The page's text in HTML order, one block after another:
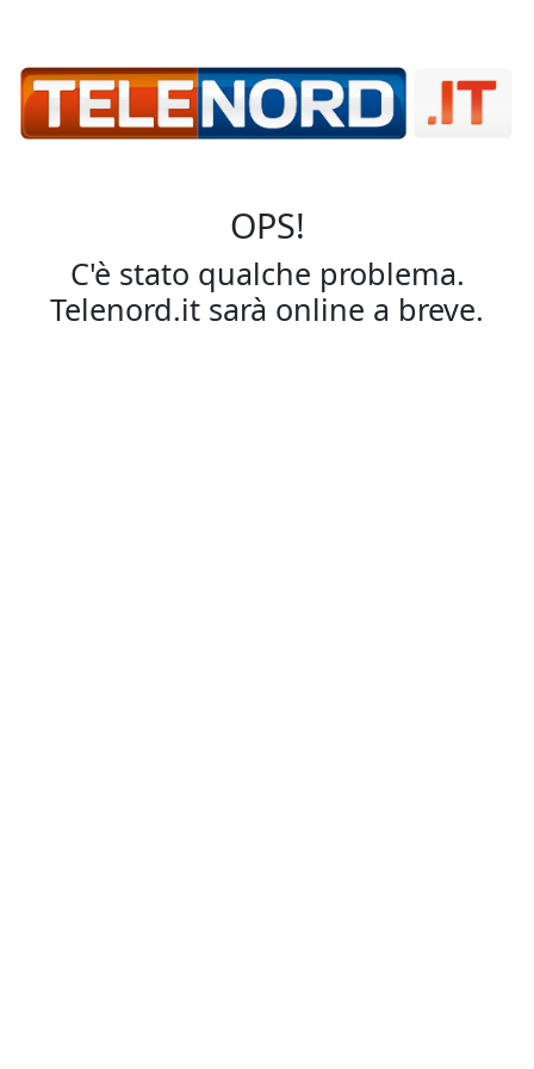
OPS!
C'è stato qualche problema.
Telenord.it sarà online a breve.